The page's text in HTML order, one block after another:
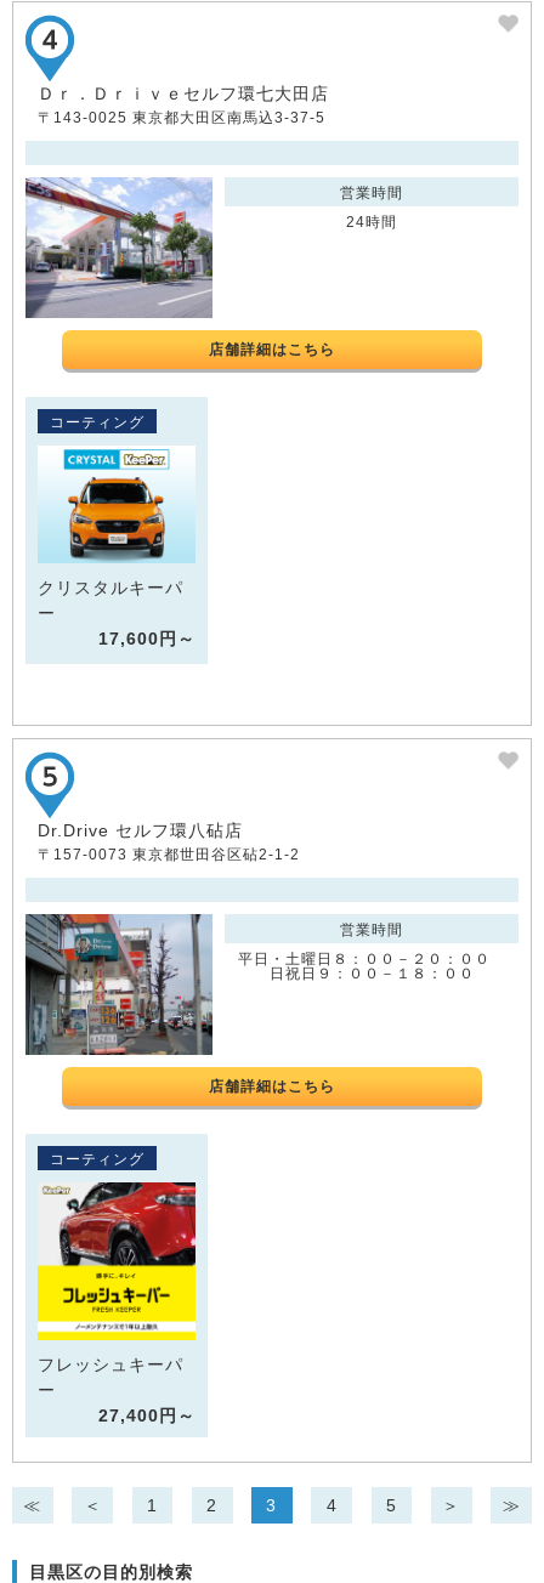
Ｄｒ．Ｄｒｉｖｅセルフ環七大田店
〒143-0025 東京都大田区南馬込3-37-5
営業時間
24時間
店舗詳細はこちら
コーティング
クリスタルキーパ
ー
17,600円～
Dr.Drive セルフ環八砧店
〒157-0073 東京都世田谷区砧2-1-2
営業時間
平日・土曜日８：００－２０：００
日祝日９：００－１８：００
店舗詳細はこちら
コーティング
フレッシュキーパ
ー
27,400円～
≪ ＜ 1 2 3 4 5 ＞ ≫
目黒区の目的別検索